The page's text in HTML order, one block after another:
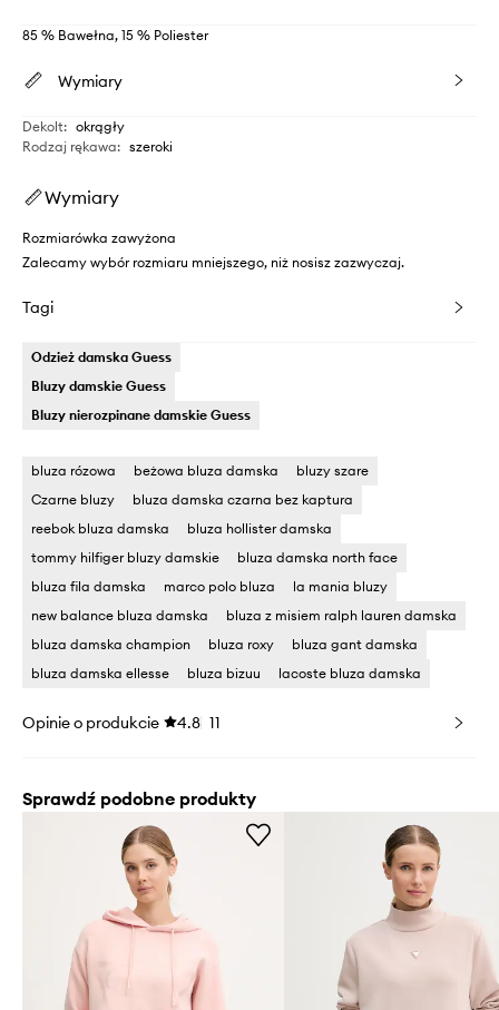
85 % Bawełna, 15 % Poliester
Wymiary
Dekolt: okrągły
Rodzaj rękawa: szeroki
Wymiary
Rozmiarówka zawyżona
Zalecamy wybór rozmiaru mniejszego, niż nosisz zazwyczaj.
Tagi
Odzież damska Guess
Bluzy damskie Guess
Bluzy nierozpinane damskie Guess
bluza rózowa beżowa bluza damska
bluzy szare
Czarne bluzy
bluza damska czarna bez kaptura
reebok bluza damska
bluza hollister damska
tommy hilfiger bluzy damskie
bluza damska north face
bluza fila damska
marco polo bluza
la mania bluzy
new balance bluza damska
bluza z misiem ralph lauren damska
bluza damska champion
bluza roxy
bluza gant damska
bluza damska ellesse
bluza bizuu lacoste bluza damska
Opinie o produkcie 4.8 11
Sprawdź podobne produkty